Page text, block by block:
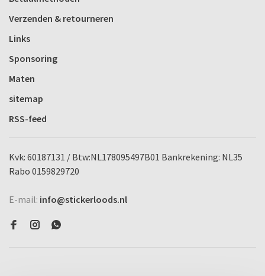
Verzenden & retourneren
Links
Sponsoring
Maten
sitemap
RSS-feed
Kvk: 60187131 / Btw:NL178095497B01 Bankrekening: NL35
Rabo 0159829720
E-mail: info@stickerloods.nl